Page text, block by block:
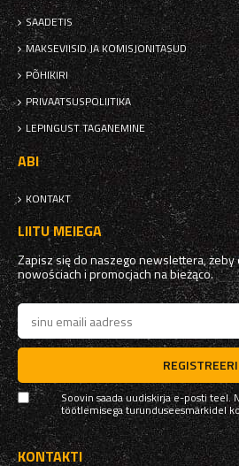
SAADETIS
MAKSEVIISID JA KOMISJONITASUD
PÕHIKIRI
PRIVAATSUSPOLIITIKA
LEPINGUST TAGANEMINE
ABI
KONTAKT
LIITU MEIEGA
Zapisz się do naszego newslettera,
nowościach i promocjach na bieżąco.
REGISTREERI
Soovin saada uudiskirja e-posti teel.
töötlemisega turunduseesmärkidel
KONTAKTI